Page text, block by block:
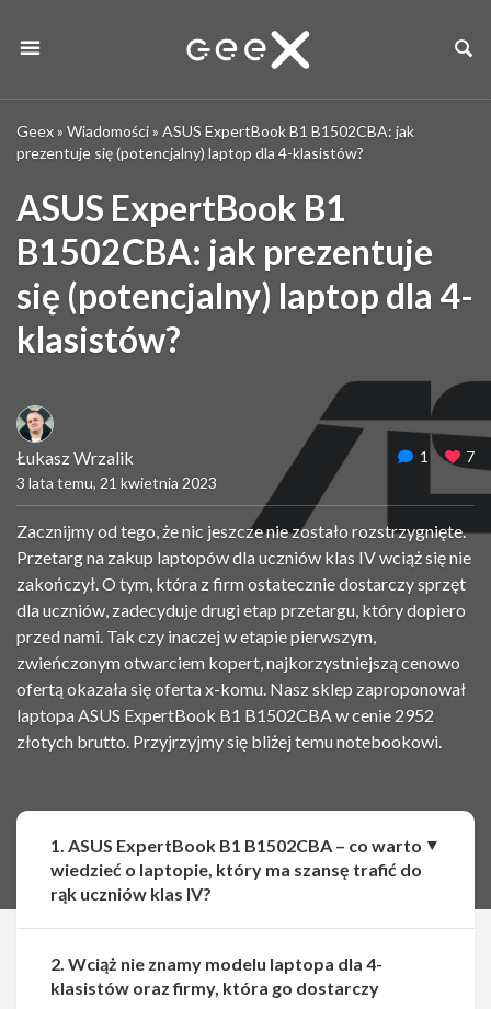
Geex» Wiadomości» ASUS ExpertBook B1 B1502CBA: jak
prezentuje się (potencjalny) laptop dla 4-klasistów?
ASUS ExpertBook B1
B1502CBA: jak prezentuje
się (potencjalny) laptop dla 4-
klasistów?
Łukasz Wrzalik
3 lata temu, 21 kwietnia 2023
1 7
Zacznijmy od tego, że nic jeszcze nie zostało rozstrzygnięte.
Przetarg na zakup laptopów dla uczniów klas IV wciąż się nie
zakończył. O tym, która z firm ostatecznie dostarczy sprzęt
dla uczniów, zadecyduje drugi etap przetargu, który dopiero
przed nami. Tak czy inaczej w etapie pierwszym,
zwieńczonym otwarciem kopert, najkorzystniejszą cenowo
ofertą okazała się oferta x-komu. Nasz sklep zaproponował
laptopa ASUS ExpertBook B1 B1502CBA w cenie 2952
złotych brutto. Przyjrzyjmy się bliżej temu notebookowi.
Udostępnij Udostępnij
1. ASUS ExpertBook B1 B1502CBA – co warto
wiedzieć o laptopie, który ma szansę trafić do
rąk uczniów klas IV?
2. Wciąż nie znamy modelu laptopa dla 4-
klasistów oraz firmy, która go dostarczy